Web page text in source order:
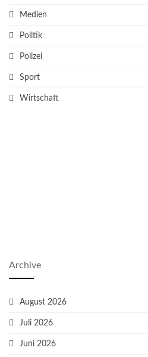
Medien
Politik
Polizei
Sport
Wirtschaft
Archive
August 2026
Juli 2026
Juni 2026